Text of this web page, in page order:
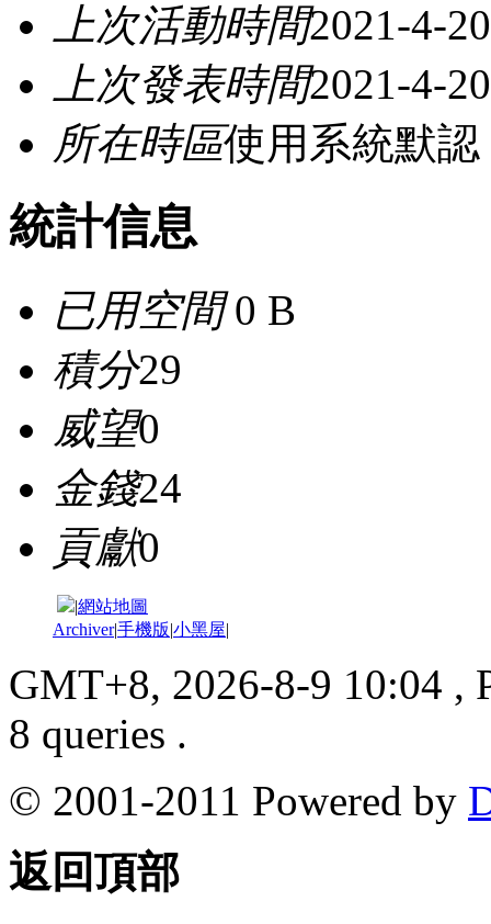
上次活動時間2021-4-
上次發表時間2021-4-
所在時區使用系統默認
統計信息
已用空間0 B
積分29
威望0
金錢24
貢獻0
|網站地圖
Archiver|手機版|小黑屋|
GMT+8, 2026-8-9 10:04 ,
8 queries .
© 2001-2011 Powered by
返回頂部